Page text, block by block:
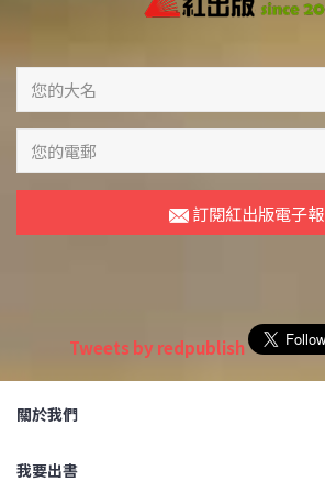
訂閱紅出版電子報
Tweets by redpublish
關於我們
我要出書